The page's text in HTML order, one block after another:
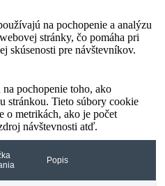
na pochopenie a analýzu
stránky, čo pomáha pri
skúsenosti pre návštevníkov.
pochopenie toho, ako
stránkou. Tieto súbory cookie
o metrikách, ako je počet
návštevnosti atď.
Popis